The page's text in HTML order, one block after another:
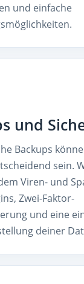
und einfache
und
Backups
sein.
Viren- und
Zwei-Faktor-
und eine
deiner